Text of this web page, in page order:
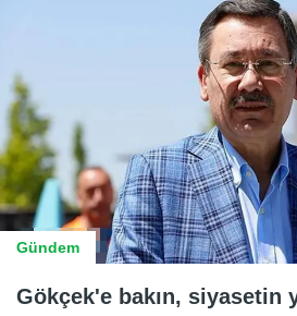
Gündem
Gökçek'e bakın, siyasetin